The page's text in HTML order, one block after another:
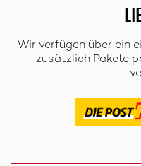
Wir verfügen über ein
zusätzlich Pakete